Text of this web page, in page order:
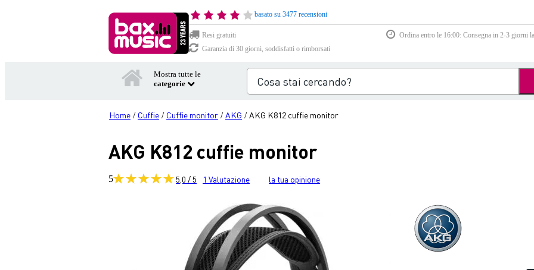
basato su 3477 recensioni
Resi gratuiti
Ordina entro le 16:00: Consegna in 2-3 giorni
Garanzia di 30 giorni, soddisfatti o rimborsati
Mostra tutte le
categorie
Home / Cuffie / Cuffie monitor /AKG /AKG K812 cuffie monitor
AKG K812 cuffie monitor
5 5,0 / 5 1 Valutazione la tua opinione